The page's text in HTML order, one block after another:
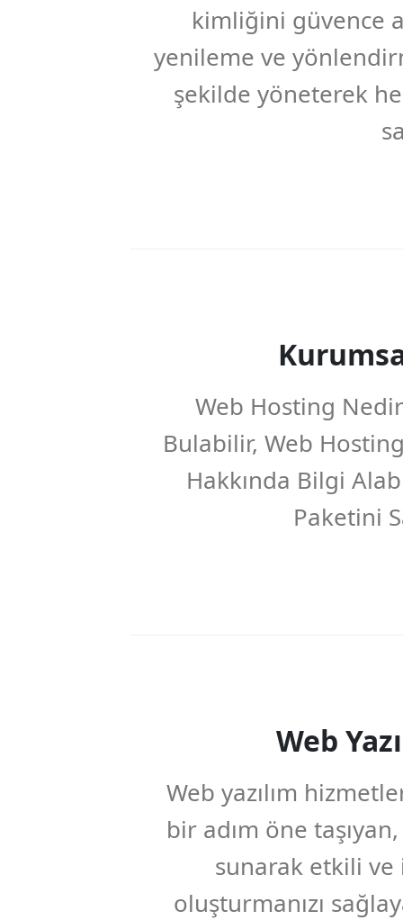
kimliğini güvence
yenileme ve
şekilde yöneterek
Web Hosting
Bulabilir, Web
Hakkında Bilgi
Paketini
Web
Web yazılım
bir adım öne
sunarak etkili
oluşturmanızı